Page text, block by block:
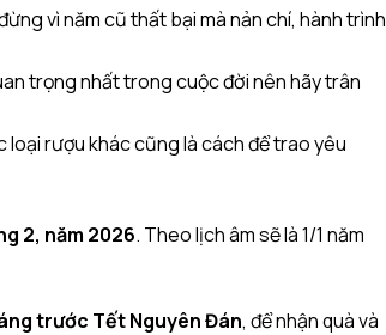
vì năm cũ thất bại mà nản chí, hành trình
trọng nhất trong cuộc đời nên hãy trân
loại rượu khác cũng là cách để trao yêu
2, năm 2026. Theo lịch âm sẽ là 1/1 năm
trước Tết Nguyên Đán, để nhận quà và